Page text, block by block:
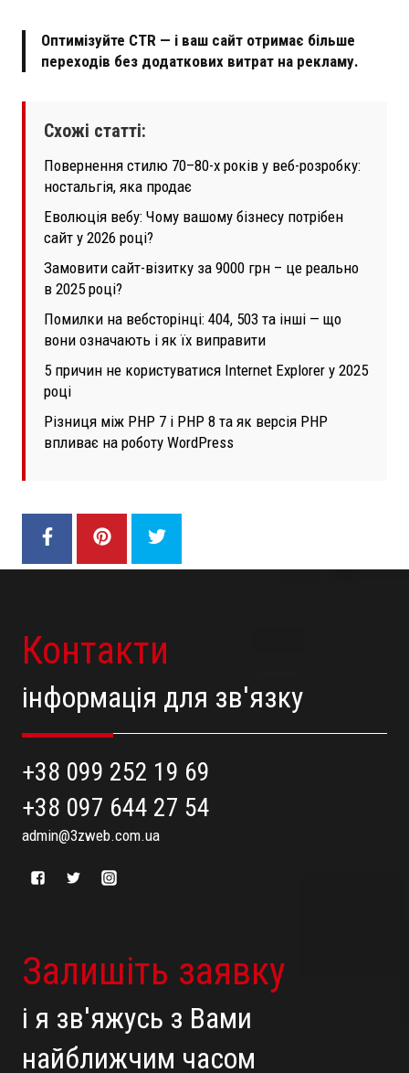
Оптимізуйте CTR — і ваш сайт отримає більше
переходів без додаткових витрат на рекламу.
Схожі статті:
Повернення стилю 70–80-х років у веб-розробку:
ностальгія, яка продає
Еволюція вебу: Чому вашому бізнесу потрібен
сайт у 2026 році?
Замовити сайт-візитку за 9000 грн – це реально
в 2025 році?
Помилки на вебсторінці: 404, 503 та інші — що
вони означають і як їх виправити
5 причин не користуватися Internet Explorer у 2025
році
Різниця між PHP 7 і PHP 8 та як версія PHP
впливає на роботу WordPress
Контакти
інформація для зв'язку
+38 099 252 19 69
+38 097 644 27 54
admin@3zweb.com.ua
Залишіть заявку
і я зв'яжусь з Вами
найближчим часом